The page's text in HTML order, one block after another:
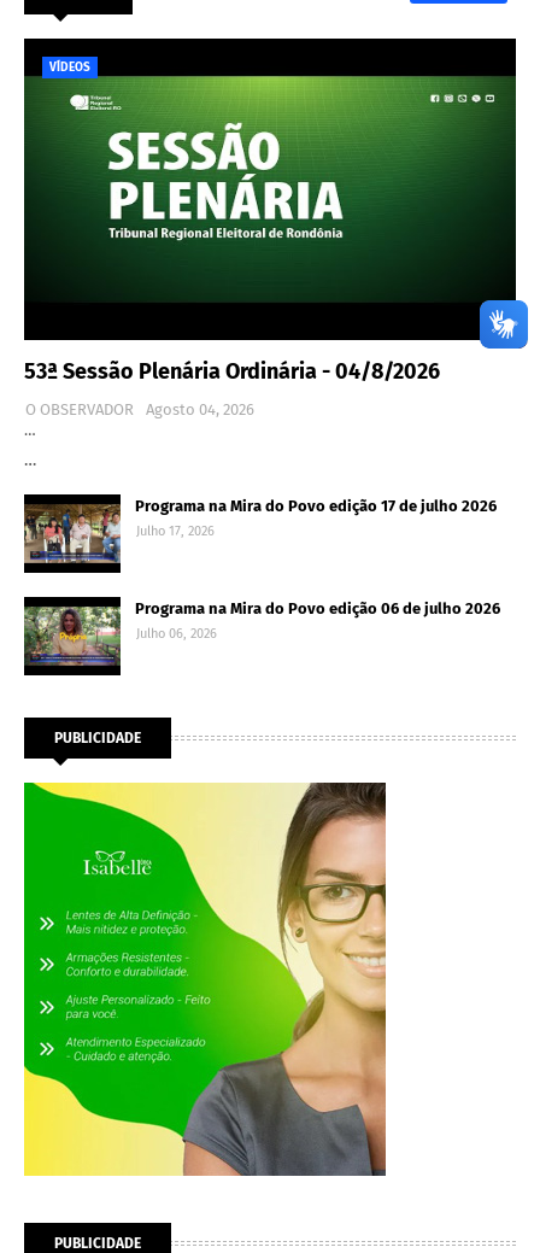
VÍDEOS
53ª Sessão Plenária Ordinária - 04/8/2026
O OBSERVADOR
Agosto 04, 2026
…
…
Programa na Mira do Povo edição 17 de julho 2026
Julho 17, 2026
Programa na Mira do Povo edição 06 de julho 2026
Julho 06, 2026
PUBLICIDADE
PUBLICIDADE